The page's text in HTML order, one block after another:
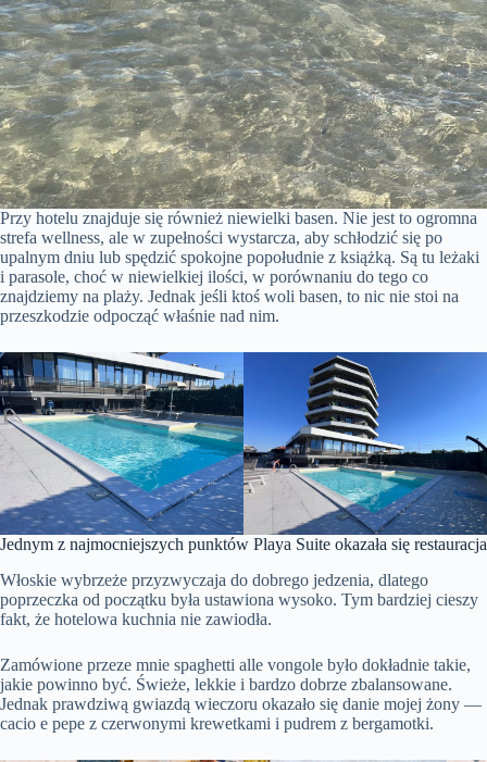
Przy hotelu znajduje się również niewielki basen. Nie jest to ogromna
strefa wellness, ale w zupełności wystarcza, aby schłodzić się po
upalnym dniu lub spędzić spokojne popołudnie z książką. Są tu leżaki
i parasole, choć w niewielkiej ilości, w porównaniu do tego co
znajdziemy na plaży. Jednak jeśli ktoś woli basen, to nic nie stoi na
przeszkodzie odpocząć właśnie nad nim.
Jednym z najmocniejszych punktów Playa Suite okazała się restauracja
Włoskie wybrzeże przyzwyczaja do dobrego jedzenia, dlatego
poprzeczka od początku była ustawiona wysoko. Tym bardziej cieszy
fakt, że hotelowa kuchnia nie zawiodła.
Zamówione przeze mnie spaghetti alle vongole było dokładnie takie,
jakie powinno być. Świeże, lekkie i bardzo dobrze zbalansowane.
Jednak prawdziwą gwiazdą wieczoru okazało się danie mojej żony —
cacio e pepe z czerwonymi krewetkami i pudrem z bergamotki.